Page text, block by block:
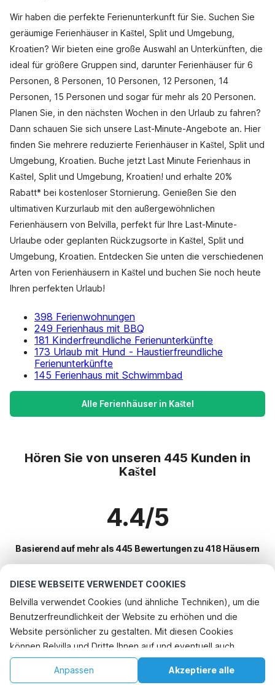
DIESE WEBSEITE VERWENDET COOKIES
Belvilla verwendet Cookies (und ähnliche Techniken), um die
Benutzerfreundlichkeit der Website zu erhöhen und die
Website persönlicher zu gestalten. Mit diesen Cookies
können Belvilla und Dritte Ihnen auf und eventuell auch
außerhalb unserer Website folgen, um Werbung Ihren
Interessen anzupassen und das Teilen von Informationen über
Akzeptiere alle
Anpassen
Wir haben die perfekte Ferienunterkunft für Sie. Suchen Sie
geräumige Ferienhäuser in Kaštel, Split und Umgebung,
Kroatien? Wir bieten eine große Auswahl an Unterkünften, die
ideal für größere Gruppen sind, darunter Ferienhäuser für 6
Personen, 8 Personen, 10 Personen, 12 Personen, 14
Personen, 15 Personen und sogar für mehr als 20 Personen.
Planen Sie, in den nächsten Wochen in den Urlaub zu fahren?
Dann schauen Sie sich unsere Last-Minute-Angebote an. Hier
finden Sie mehrere reduzierte Ferienhäuser in Kaštel, Split und
Umgebung, Kroatien. Buche jetzt Last Minute Ferienhaus in
Kaštel, Split und Umgebung, Kroatien! und erhalte 20%
Rabatt* bei kostenloser Stornierung. Genießen Sie den
ultimativen Kurzurlaub mit den außergewöhnlichen
Ferienhäusern von Belvilla, perfekt für Ihre Last-Minute-
Urlaube oder geplanten Rückzugsorte in Kaštel, Split und
Umgebung, Kroatien. Entdecken Sie unten die verschiedenen
Arten von Ferienhäusern in Kaštel und buchen Sie noch heute
Ihren perfekten Urlaub!
398 Ferienwohnungen
249 Ferienhaus mit BBQ
181 Kinderfreundliche Ferienunterkünfte
173 Urlaub mit Hund - Haustierfreundliche
Ferienunterkünfte
145 Ferienhaus mit Schwimmbad
Alle Ferienhäuser in Kaštel
Hören Sie von unseren 445 Kunden in
Kaštel
4.4/5
Basierend auf mehr als 445 Bewertungen zu 418 Häusern
Beliebteste Reiseziele für Urlaub
Top-Städte mit Top-Annehmlichkeiten für den Urlaub
Ferienwohnungen makarska
Ferienwohnungen tucepi
Ferienwohnungen veliko-brdo
Beliebte Ausstattungen für Urlaub in Kastel
Ferienwohnungen
Beliebte Städte für den Urlaub in Split-und-umgebung
Startseite Wunschliste Buchungen Konto